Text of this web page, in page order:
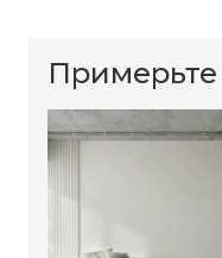
Примерьте